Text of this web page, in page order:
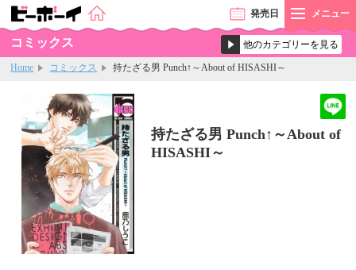
発売日 メニュー
コミックス
Home コミックス 持たざる男 Punch↑～About of HISASHI～
持たざる男 Punch↑～About of
HISASHI～